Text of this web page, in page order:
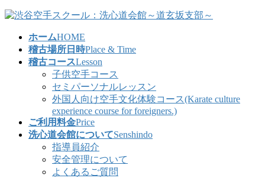
コ
ナ
ホームHOME
稽古場所日時Place & Time
稽古コースLesson
子供空手コース
セミパーソナルレッスン
外国人向け空手文化体験コース(Karate culture
experience course for foreigners.)
ご利用料金Price
洗心道会館についてSenshindo
指導員紹介
安全管理について
よくあるご質問